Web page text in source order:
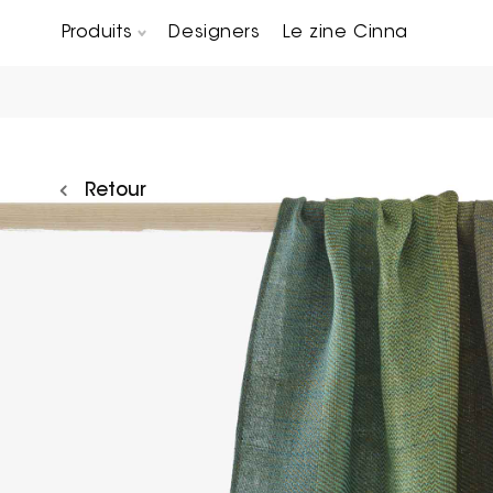
Produits Designers Le zine Cinna
Retour